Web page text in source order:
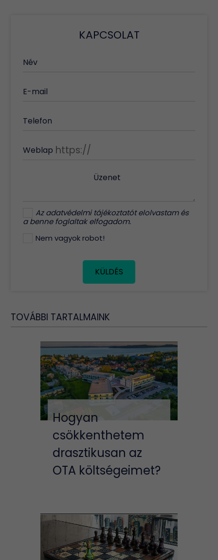
KAPCSOLAT
Név
E-mail
Telefon
Weblap
Üzenet
Azadatvédelmi tájékoztatótelolvastam és
a benne foglaltak elfogadom.
Nem vagyok robot!
KÜLDÉS
TOVÁBBI TARTALMAINK
Hogyan
csökkenthetem
drasztikusan az
OTA költségeimet?